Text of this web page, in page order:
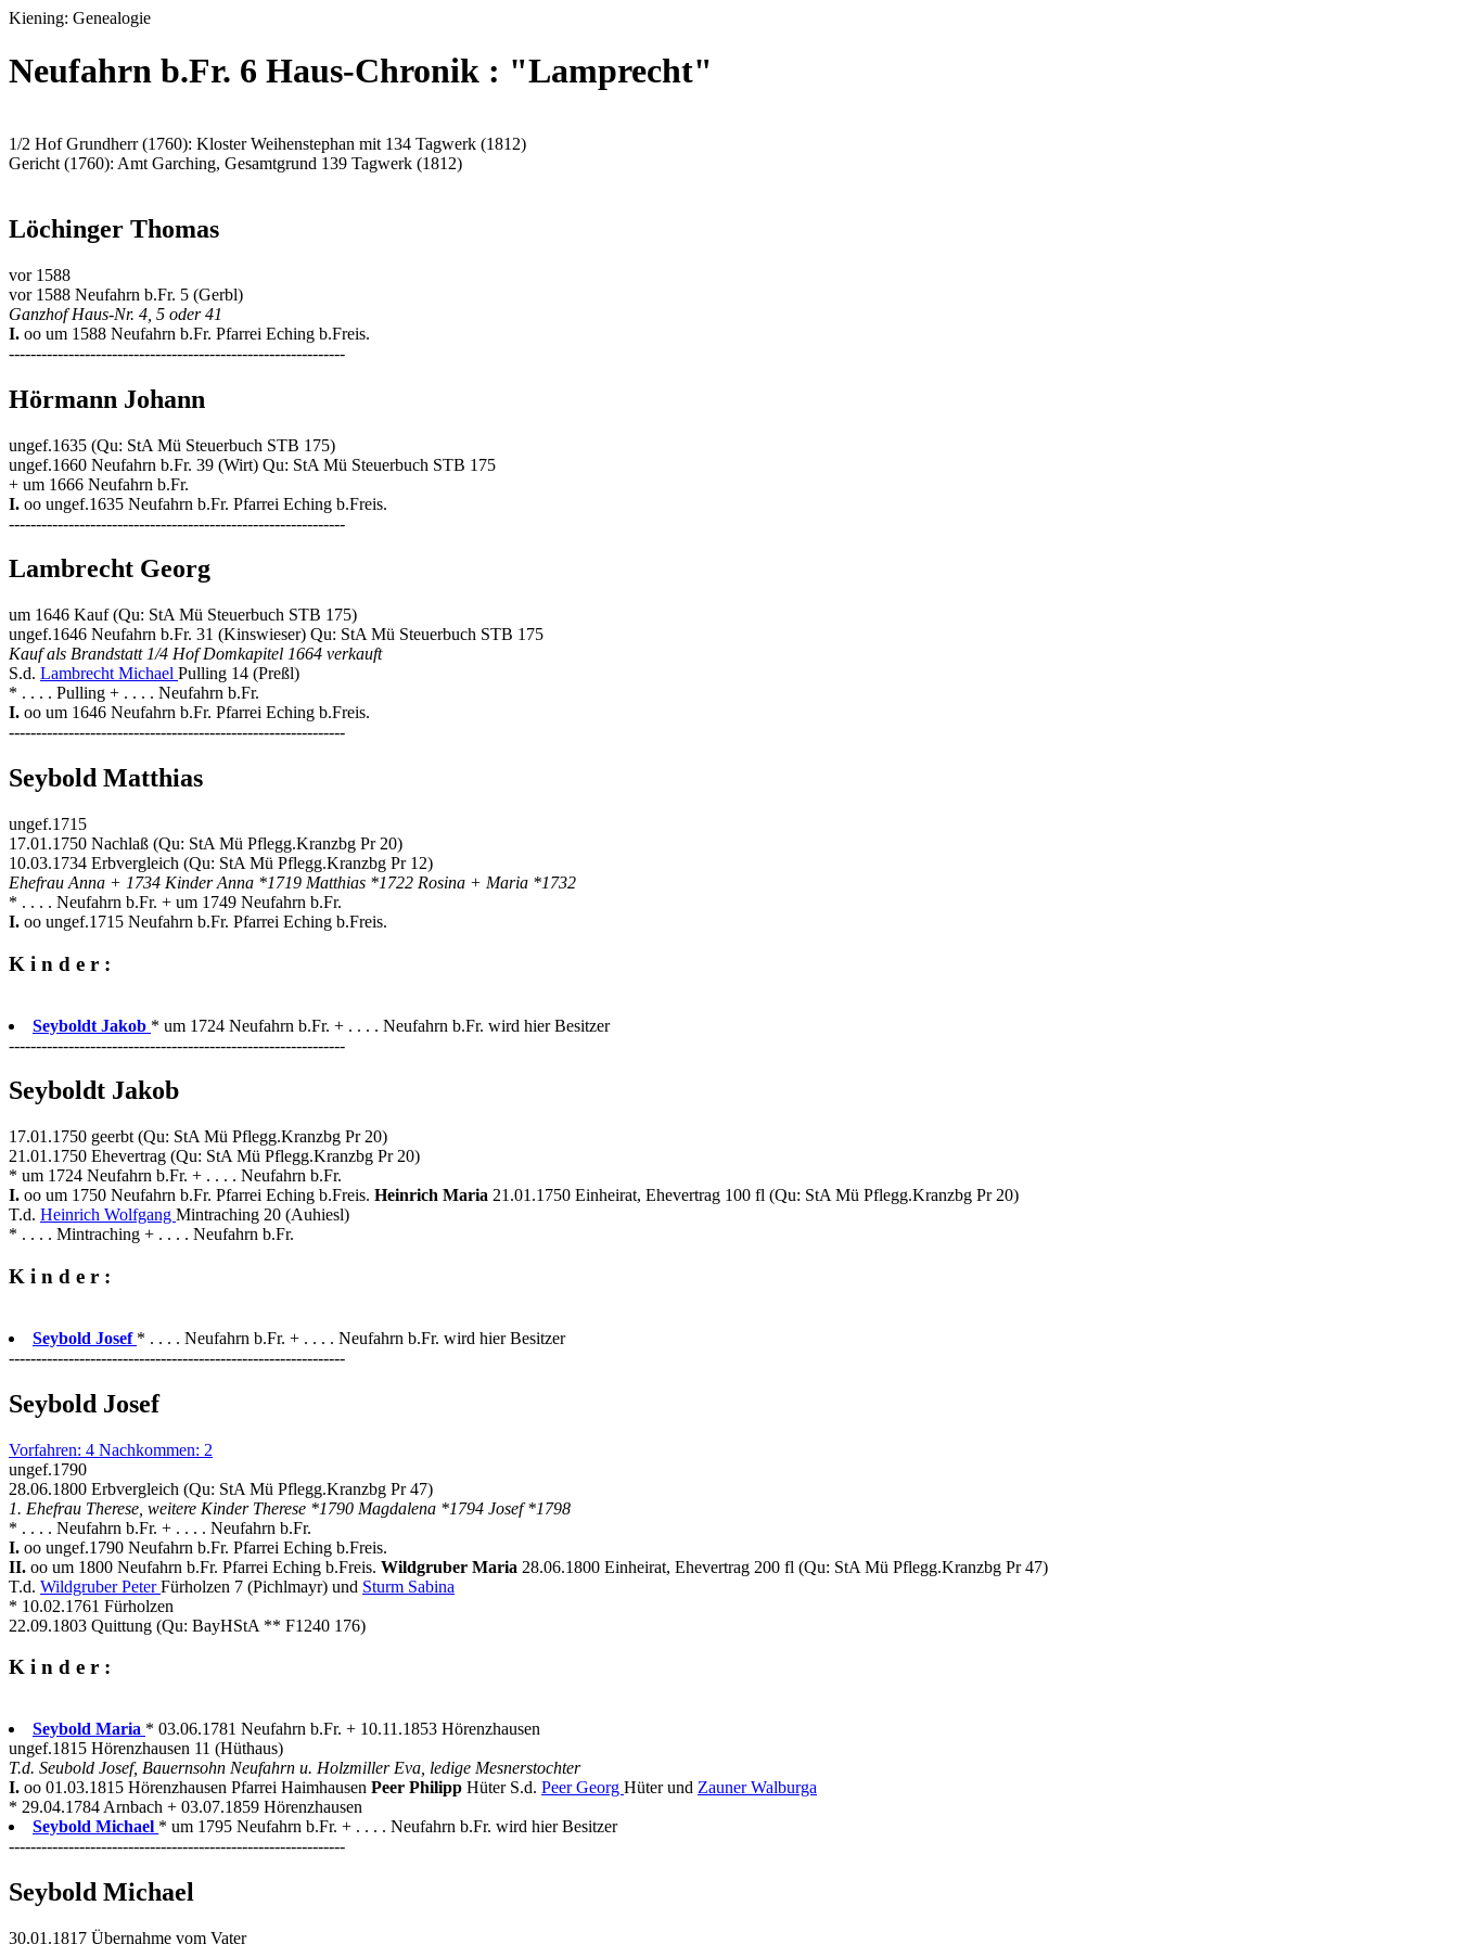
Kiening: Genealogie
Neufahrn b.Fr. 6 Haus-Chronik : "Lamprecht"
1/2 Hof Grundherr (1760): Kloster Weihenstephan mit 134 Tagwerk (1812)
Gericht (1760): Amt Garching, Gesamtgrund 139 Tagwerk (1812)
Löchinger Thomas
vor 1588
vor 1588 Neufahrn b.Fr. 5 (Gerbl)
Ganzhof Haus-Nr. 4, 5 oder 41
I. oo um 1588 Neufahrn b.Fr. Pfarrei Eching b.Freis.
--------------------------------------------------------------
Hörmann Johann
ungef.1635 (Qu: StA Mü Steuerbuch STB 175)
ungef.1660 Neufahrn b.Fr. 39 (Wirt) Qu: StA Mü Steuerbuch STB 175
+ um 1666 Neufahrn b.Fr.
I. oo ungef.1635 Neufahrn b.Fr. Pfarrei Eching b.Freis.
--------------------------------------------------------------
Lambrecht Georg
um 1646 Kauf (Qu: StA Mü Steuerbuch STB 175)
ungef.1646 Neufahrn b.Fr. 31 (Kinswieser) Qu: StA Mü Steuerbuch STB 175
Kauf als Brandstatt 1/4 Hof Domkapitel 1664 verkauft
S.d. Lambrecht Michael Pulling 14 (Preßl)
* . . . . Pulling + . . . . Neufahrn b.Fr.
I. oo um 1646 Neufahrn b.Fr. Pfarrei Eching b.Freis.
--------------------------------------------------------------
Seybold Matthias
ungef.1715
17.01.1750 Nachlaß (Qu: StA Mü Pflegg.Kranzbg Pr 20)
10.03.1734 Erbvergleich (Qu: StA Mü Pflegg.Kranzbg Pr 12)
Ehefrau Anna + 1734 Kinder Anna *1719 Matthias *1722 Rosina + Maria *1732
* . . . . Neufahrn b.Fr. + um 1749 Neufahrn b.Fr.
I. oo ungef.1715 Neufahrn b.Fr. Pfarrei Eching b.Freis.
K i n d e r :
Seyboldt Jakob * um 1724 Neufahrn b.Fr. + . . . . Neufahrn b.Fr. wird hier Besitzer
--------------------------------------------------------------
Seyboldt Jakob
17.01.1750 geerbt (Qu: StA Mü Pflegg.Kranzbg Pr 20)
21.01.1750 Ehevertrag (Qu: StA Mü Pflegg.Kranzbg Pr 20)
* um 1724 Neufahrn b.Fr. + . . . . Neufahrn b.Fr.
I. oo um 1750 Neufahrn b.Fr. Pfarrei Eching b.Freis. Heinrich Maria 21.01.1750 Einheirat, Ehevertrag 100 fl (Qu: StA Mü Pflegg.Kranzbg Pr 20)
T.d. Heinrich Wolfgang Mintraching 20 (Auhiesl)
* . . . . Mintraching + . . . . Neufahrn b.Fr.
K i n d e r :
Seybold Josef * . . . . Neufahrn b.Fr. + . . . . Neufahrn b.Fr. wird hier Besitzer
--------------------------------------------------------------
Seybold Josef
Vorfahren: 4 Nachkommen: 2
ungef.1790
28.06.1800 Erbvergleich (Qu: StA Mü Pflegg.Kranzbg Pr 47)
1. Ehefrau Therese, weitere Kinder Therese *1790 Magdalena *1794 Josef *1798
* . . . . Neufahrn b.Fr. + . . . . Neufahrn b.Fr.
I. oo ungef.1790 Neufahrn b.Fr. Pfarrei Eching b.Freis.
II. oo um 1800 Neufahrn b.Fr. Pfarrei Eching b.Freis. Wildgruber Maria 28.06.1800 Einheirat, Ehevertrag 200 fl (Qu: StA Mü Pflegg.Kranzbg Pr 47)
T.d. Wildgruber PeterFürholzen 7 (Pichlmayr) und Sturm Sabina
* 10.02.1761 Fürholzen
22.09.1803 Quittung (Qu: BayHStA ** F1240 176)
K i n d e r :
Seybold Maria * 03.06.1781 Neufahrn b.Fr. + 10.11.1853 Hörenzhausen
ungef.1815 Hörenzhausen 11 (Hüthaus)
T.d. Seubold Josef, Bauernsohn Neufahrn u. Holzmiller Eva, ledige Mesnerstochter
I. oo 01.03.1815 Hörenzhausen Pfarrei Haimhausen Peer Philipp Hüter S.d. Peer Georg Hüter und Zauner Walburga
* 29.04.1784 Arnbach + 03.07.1859 Hörenzhausen
Seybold Michael * um 1795 Neufahrn b.Fr. + . . . . Neufahrn b.Fr. wird hier Besitzer
--------------------------------------------------------------
Seybold Michael
30.01.1817 Übernahme vom Vater